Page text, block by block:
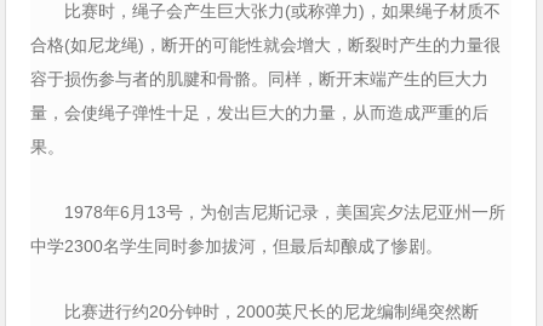
比赛时，绳子会产生巨大张力(或称弹力)，如果绳子材质不
合格(如尼龙绳)，断开的可能性就会增大，断裂时产生的力量很
容于损伤参与者的肌腱和骨骼。同样，断开末端产生的巨大力
量，会使绳子弹性十足，发出巨大的力量，从而造成严重的后
果。
1978年6月13号，为创吉尼斯记录，美国宾夕法尼亚州一所
中学2300名学生同时参加拔河，但最后却酿成了惨剧。
比赛进行约20分钟时，2000英尺长的尼龙编制绳突然断